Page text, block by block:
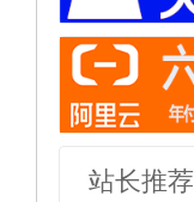
站长推荐